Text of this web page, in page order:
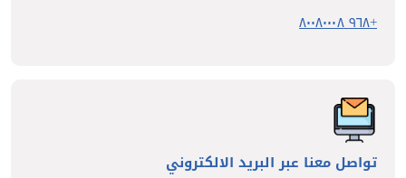
+٩٦٨ ٨٠٠٨٠٠٠٨
تواصل معنا عبر البريد الالكتروني